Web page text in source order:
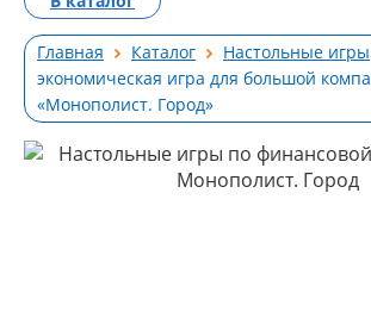
Главная Каталог Настольные игры
экономическая игра для большой
«Монополист. Город»